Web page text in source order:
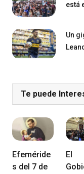
está
Un
Te puede
Efeméride
s del 7 de
El